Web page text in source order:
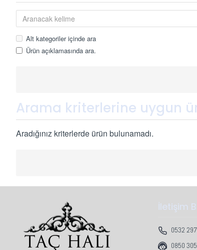
Alt kategoriler içinde ara
Ürün açıklamasında ara.
Arama kriterlerine uygun
Aradığınız kriterlerde ürün bulunamadı.
İletişim
0532
0850